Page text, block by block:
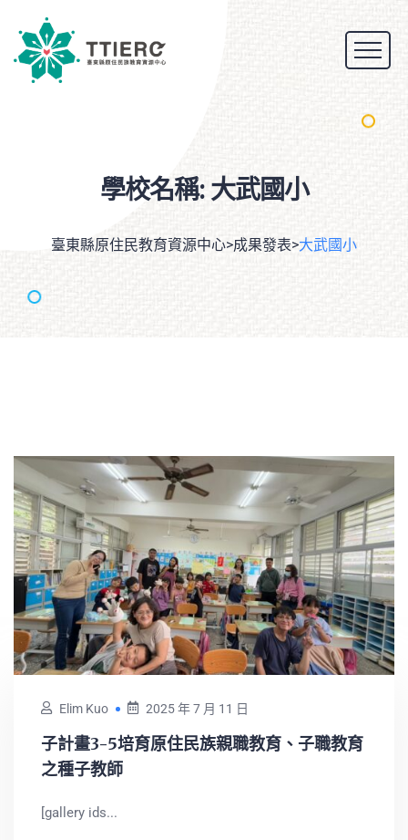
學校名稱:大武國小
臺東縣原住民教育資源中心>成果發表>大武國小
Elim Kuo 2025 年 7 月 11 日
子計畫3-5培育原住民族親職教育、子職教育
之種子教師
[gallery ids...